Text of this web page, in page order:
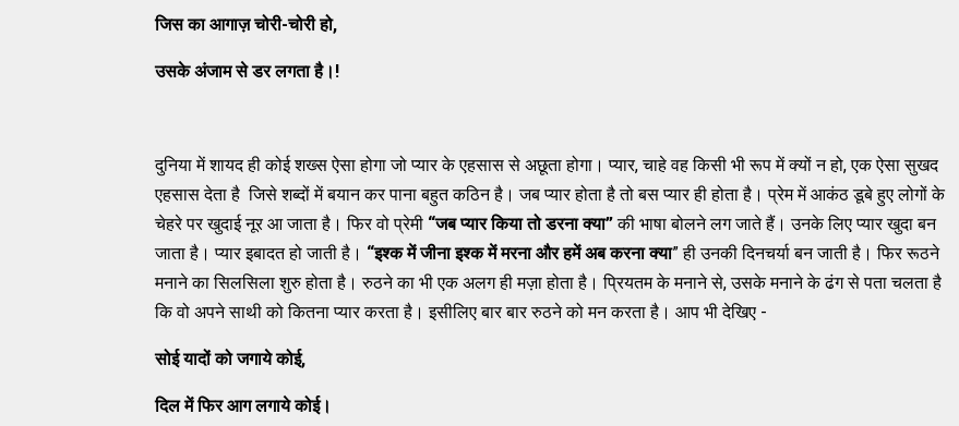
जिस का आगाज़ चोरी-चोरी हो,
उसके अंजाम से डर लगता है।!
दुनिया में शायद ही कोई शख्स ऐसा होगा जो प्यार के एहसास से अछूता होगा। प्यार, चाहे वह किसी भी रूप में क्यों न हो, एक ऐसा सुखद
एहसास देता है जिसे शब्दों में बयान कर पाना बहुत कठिन है। जब प्यार होता है तो बस प्यार ही होता है। प्रेम में आकंठ डूबे हुए लोगों के
चेहरे पर खुदाई नूर आ जाता है। फिर वो प्रेमी “जब प्यार किया तो डरना क्या”की भाषा बोलने लग जाते हैं। उनके लिए प्यार खुदा बन
जाता है। प्यार इबादत हो जाती है। “इश्क में जीना इश्क में मरना और हमें अब करना क्या” ही उनकी दिनचर्या बन जाती है। फिर रूठने
मनाने का सिलसिला शुरु होता है। रुठने का भी एक अलग ही मज़ा होता है। प्रियतम के मनाने से, उसके मनाने के ढंग से पता चलता है
कि वो अपने साथी को कितना प्यार करता है। इसीलिए बार बार रुठने को मन करता है। आप भी देखिए -
सोई यादों को जगाये कोई,
दिल में फिर आग लगाये कोई।